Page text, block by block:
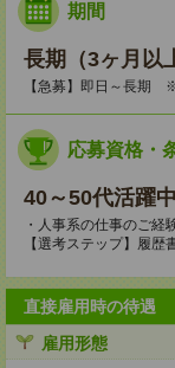
期間
長期（3ヶ月以
【急募】即日～長期
応募資格・
40～50代活躍
・人事系の仕事のご経
【選考ステップ】履
直接雇用時の待遇
雇用形態